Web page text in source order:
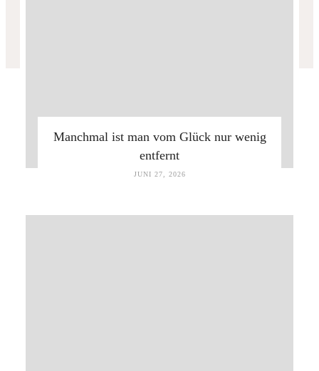
Manchmal ist man vom Glück nur wenig
entfernt
JUNI 27, 2026